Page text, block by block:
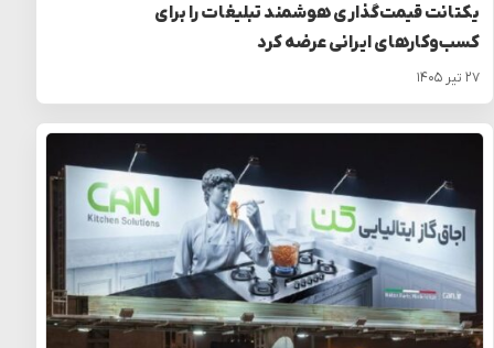
یکتانت قیمت‌گذاری هوشمند تبلیغات را برای
کسب‌وکارهای ایرانی عرضه کرد
۲۷ تیر ۱۴۰۵